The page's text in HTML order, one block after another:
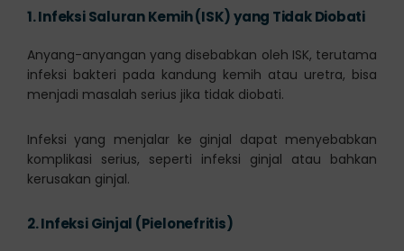
1.Infeksi Saluran Kemih (ISK) yang Tidak Diobati
Anyang-anyangan yang disebabkan oleh ISK, terutama
infeksi bakteri pada kandung kemih atau uretra, bisa
menjadi masalah serius jika tidak diobati.
Infeksi yang menjalar ke ginjal dapat menyebabkan
komplikasi serius, seperti infeksi ginjal atau bahkan
kerusakan ginjal.
2.Infeksi Ginjal (Pielonefritis)